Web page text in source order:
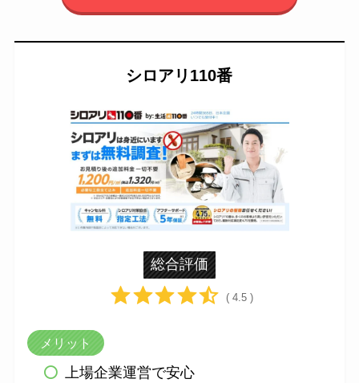
シロアリ110番
総合評価
( 4.5 )
メリット
上場企業運営で安心